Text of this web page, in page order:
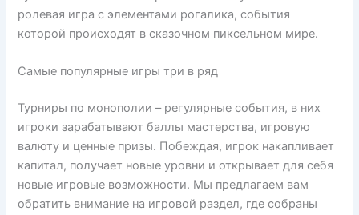
ролевая игра с элементами рогалика, события
которой происходят в сказочном пиксельном мире.
Самые популярные игры три в ряд
Турниры по монополии – регулярные события, в них
игроки зарабатывают баллы мастерства, игровую
валюту и ценные призы. Побеждая, игрок накапливает
капитал, получает новые уровни и открывает для себя
новые игровые возможности. Мы предлагаем вам
обратить внимание на игровой раздел, где собраны